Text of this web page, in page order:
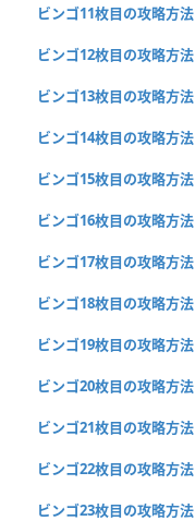
ビンゴ11枚目の攻略方法
ビンゴ12枚目の攻略方法
ビンゴ13枚目の攻略方法
ビンゴ14枚目の攻略方法
ビンゴ15枚目の攻略方法
ビンゴ16枚目の攻略方法
ビンゴ17枚目の攻略方法
ビンゴ18枚目の攻略方法
ビンゴ19枚目の攻略方法
ビンゴ20枚目の攻略方法
ビンゴ21枚目の攻略方法
ビンゴ22枚目の攻略方法
ビンゴ23枚目の攻略方法